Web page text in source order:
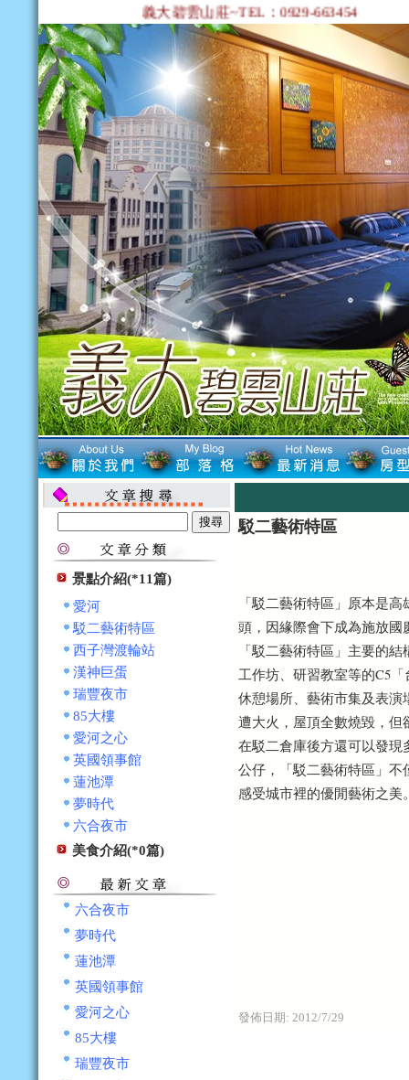
義大碧雲山莊~TEL：0929-663454
景點介紹(*11篇)
愛河
駁二藝術特區
西子灣渡輪站
漢神巨蛋
瑞豐夜市
85大樓
愛河之心
英國領事館
蓮池潭
夢時代
六合夜市
美食介紹(*0篇)
六合夜市
夢時代
蓮池潭
英國領事館
愛河之心
85大樓
瑞豐夜市
駁二藝術特區
「駁二藝術特區」原本是
頭，因緣際會下成為施放
「駁二藝術特區」主要的
工作坊、研習教室等的C5
休憩場所、藝術市集及表
遭大火，屋頂全數燒毀，
在駁二倉庫後方還可以發
公仔，「駁二藝術特區」
感受城市裡的優閒藝術之美
發佈日期: 2012/7/29